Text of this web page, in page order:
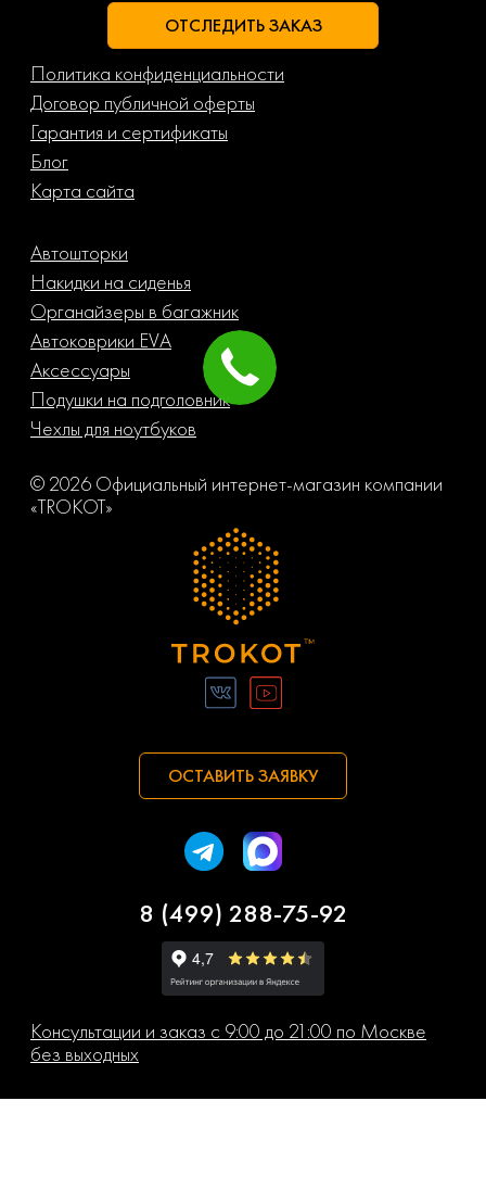
ОТСЛЕДИТЬ ЗАКАЗ
Политика конфиденциальности
Договор публичной оферты
Гарантия и сертификаты
Блог
Карта сайта
Автошторки
Накидки на сиденья
Органайзеры в багажник
Автоковрики EVA
Аксессуары
Подушки на подголовник
Чехлы для ноутбуков
© 2026 Официальный интернет-магазин компании
«TROKOT»
ОСТАВИТЬ ЗАЯВКУ
8 (499) 288-75-92
Консультации и заказ с 9:00 до 21:00 по Москве
без выходных